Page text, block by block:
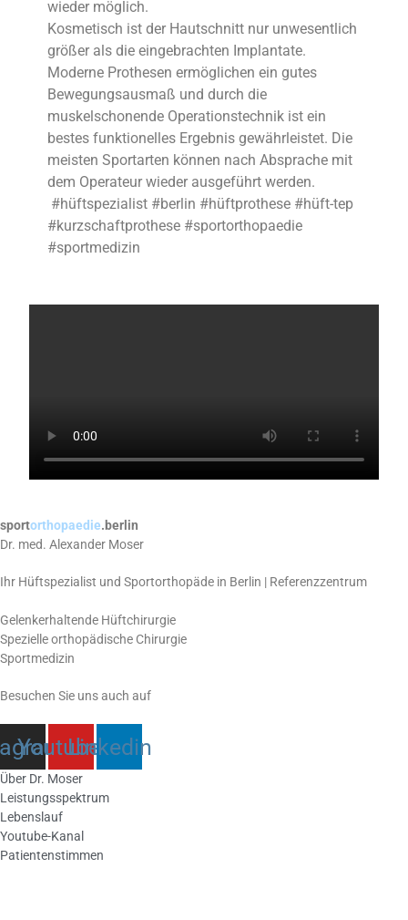
wieder möglich.
Kosmetisch ist der Hautschnitt nur unwesentlich
größer als die eingebrachten Implantate.
Moderne Prothesen ermöglichen ein gutes
Bewegungsausmaß und durch die
muskelschonende Operationstechnik ist ein
bestes funktionelles Ergebnis gewährleistet. Die
meisten Sportarten können nach Absprache mit
dem Operateur wieder ausgeführt werden.
#hüftspezialist #berlin #hüftprothese #hüft-tep
#kurzschaftprothese #sportorthopaedie
#sportmedizin
sportorthopaedie.berlin
Dr. med. Alexander Moser
Ihr Hüftspezialist und Sportorthopäde in Berlin | Referenzzentrum
Gelenkerhaltende Hüftchirurgie
Spezielle orthopädische Chirurgie
Sportmedizin
Besuchen Sie uns auch auf
YoutubeLinkedin
Über Dr. Moser
Leistungsspektrum
Lebenslauf
Youtube-Kanal
Patientenstimmen